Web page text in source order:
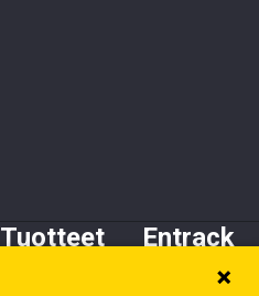
Tuotteet Entrack
Tietoa meistä